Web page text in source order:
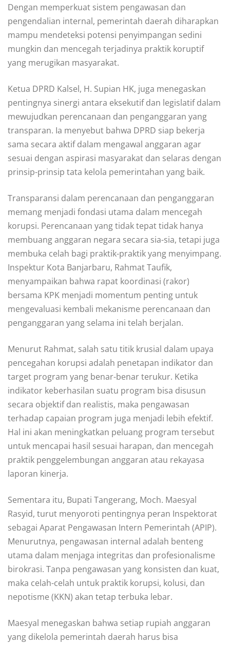
Dengan memperkuat sistem pengawasan dan
pengendalian internal, pemerintah daerah diharapkan
mampu mendeteksi potensi penyimpangan sedini
mungkin dan mencegah terjadinya praktik koruptif
yang merugikan masyarakat.
Ketua DPRD Kalsel, H. Supian HK, juga menegaskan
pentingnya sinergi antara eksekutif dan legislatif dalam
mewujudkan perencanaan dan penganggaran yang
transparan. Ia menyebut bahwa DPRD siap bekerja
sama secara aktif dalam mengawal anggaran agar
sesuai dengan aspirasi masyarakat dan selaras dengan
prinsip-prinsip tata kelola pemerintahan yang baik.
Transparansi dalam perencanaan dan penganggaran
memang menjadi fondasi utama dalam mencegah
korupsi. Perencanaan yang tidak tepat tidak hanya
membuang anggaran negara secara sia-sia, tetapi juga
membuka celah bagi praktik-praktik yang menyimpang.
Inspektur Kota Banjarbaru, Rahmat Taufik,
menyampaikan bahwa rapat koordinasi (rakor)
bersama KPK menjadi momentum penting untuk
mengevaluasi kembali mekanisme perencanaan dan
penganggaran yang selama ini telah berjalan.
Menurut Rahmat, salah satu titik krusial dalam upaya
pencegahan korupsi adalah penetapan indikator dan
target program yang benar-benar terukur. Ketika
indikator keberhasilan suatu program bisa disusun
secara objektif dan realistis, maka pengawasan
terhadap capaian program juga menjadi lebih efektif.
Hal ini akan meningkatkan peluang program tersebut
untuk mencapai hasil sesuai harapan, dan mencegah
praktik penggelembungan anggaran atau rekayasa
laporan kinerja.
Sementara itu, Bupati Tangerang, Moch. Maesyal
Rasyid, turut menyoroti pentingnya peran Inspektorat
sebagai Aparat Pengawasan Intern Pemerintah (APIP).
Menurutnya, pengawasan internal adalah benteng
utama dalam menjaga integritas dan profesionalisme
birokrasi. Tanpa pengawasan yang konsisten dan kuat,
maka celah-celah untuk praktik korupsi, kolusi, dan
nepotisme (KKN) akan tetap terbuka lebar.
Maesyal menegaskan bahwa setiap rupiah anggaran
yang dikelola pemerintah daerah harus bisa